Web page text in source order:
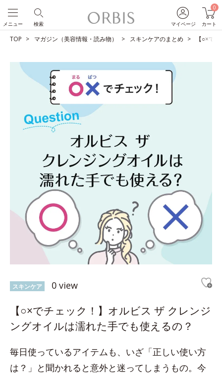
マイページ
0
カート
検索
メニュー
TOP マガジン（美容情報・読み物） スキンケアのまとめ 【○×で
スキンケア 0 view
【○×でチェック！】オルビス ザ クレンジ
ングオイルは濡れた手でも使えるの？
毎日使っているアイテムも、いざ「正しい使い方
は？」と聞かれると意外と迷ってしまうもの。今